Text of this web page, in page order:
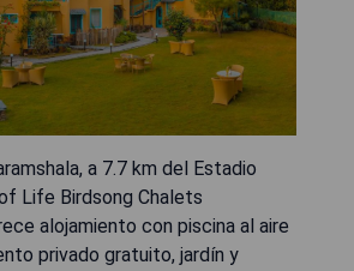
a 7.7 km del Estadio
Life Birdsong Chalets
alojamiento con piscina al aire
privado gratuito, jardín y